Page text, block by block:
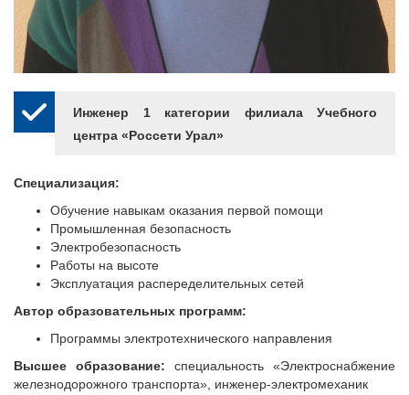
Инженер 1 категории филиала Учебного
центра «Россети Урал»
Специализация:
Обучение навыкам оказания первой помощи
Промышленная безопасность
Электробезопасность
Работы на высоте
Эксплуатация распеределительных сетей
Автор образовательных программ:
Программы электротехнического направления
Высшее образование: специальность «Электроснабжение
железнодорожного транспорта», инженер-электромеханик